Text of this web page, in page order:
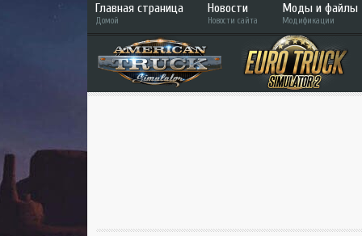
Главная страница
Домой
Новости
Новости сайта
Моды и файлы
Модификации
ETS 2
ATS